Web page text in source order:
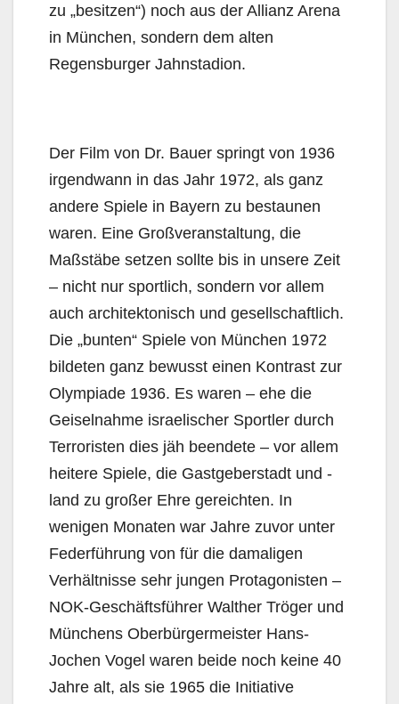
zu „besitzen“) noch aus der Allianz Arena
in München, sondern dem alten
Regensburger Jahnstadion.
Der Film von Dr. Bauer springt von 1936
irgendwann in das Jahr 1972, als ganz
andere Spiele in Bayern zu bestaunen
waren. Eine Großveranstaltung, die
Maßstäbe setzen sollte bis in unsere Zeit
– nicht nur sportlich, sondern vor allem
auch architektonisch und gesellschaftlich.
Die „bunten“ Spiele von München 1972
bildeten ganz bewusst einen Kontrast zur
Olympiade 1936. Es waren – ehe die
Geiselnahme israelischer Sportler durch
Terroristen dies jäh beendete – vor allem
heitere Spiele, die Gastgeberstadt und -
land zu großer Ehre gereichten. In
wenigen Monaten war Jahre zuvor unter
Federführung von für die damaligen
Verhältnisse sehr jungen Protagonisten –
NOK-Geschäftsführer Walther Tröger und
Münchens Oberbürgermeister Hans-
Jochen Vogel waren beide noch keine 40
Jahre alt, als sie 1965 die Initiative